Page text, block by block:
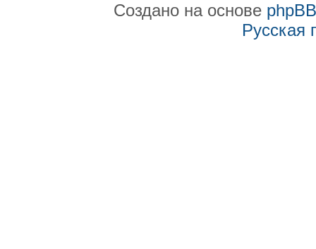
Создано на основе phpBB
Русская